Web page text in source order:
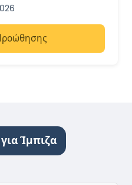
Ίμπιζα